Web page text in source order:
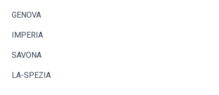
GENOVA
IMPERIA
SAVONA
LA-SPEZIA